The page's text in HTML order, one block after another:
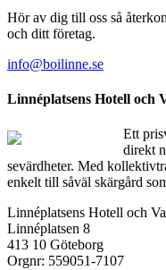
Hör av dig till oss så
och ditt företag.
info@boilinne.se
Linnéplatsens Hotell och
Ett
direkt
sevärdheter. Med
enkelt till såväl skärgård
Linnéplatsens Hotell och
Linnéplatsen 8
413 10 Göteborg
Orgnr: 559051-7107